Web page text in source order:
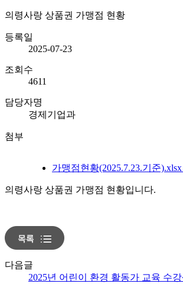
의령사랑 상품권 가맹점 현황
등록일
2025-07-23
조회수
4611
담당자명
경제기업과
첨부
가맹점현황(2025.7.23.기준
의령사랑 상품권 가맹점 현황입니다.
다음글
2025년 어린이 환경 활동가 교육 수